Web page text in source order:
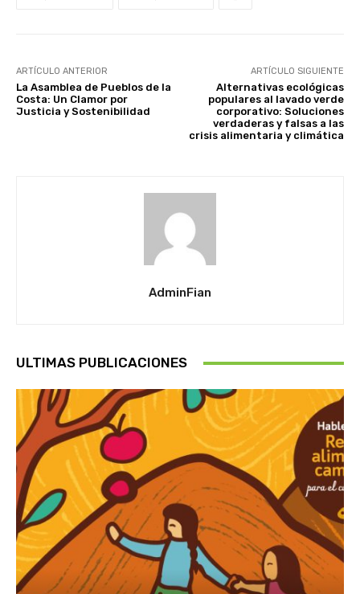
ARTÍCULO ANTERIOR
La Asamblea de Pueblos de la
Costa: Un Clamor por
Justicia y Sostenibilidad
ARTÍCULO SIGUIENTE
Alternativas ecológicas
populares al lavado verde
corporativo: Soluciones
verdaderas y falsas a las
crisis alimentaria y climática
AdminFian
ULTIMAS PUBLICACIONES